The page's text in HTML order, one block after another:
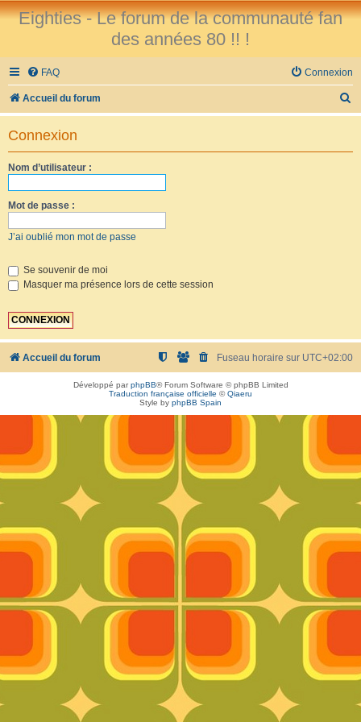
Eighties - Le forum de la communauté fan
des années 80 !! !
FAQ Connexion
Accueil du forum
e
Connexion
Nom d’utilisateur :
Mot de passe :
J’ai oublié mon mot de passe
Se souvenir de moi
Masquer ma présence lors de cette session
Accueil du forum Fuseau horaire sur UTC+02:00
Développé parphpBB® Forum Software © phpBB Limited
Traduction française officielle ©Qiaeru
Style by phpBB Spain